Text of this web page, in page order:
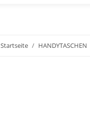
Startseite HANDYTASCHEN